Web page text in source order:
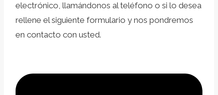
electrónico, llamándonos al teléfono o si lo desea
rellene el siguiente formulario y nos pondremos
en contacto con usted.